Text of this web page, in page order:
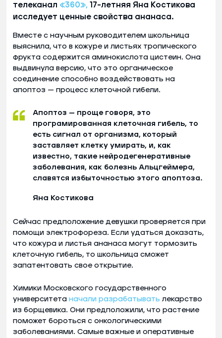
телеканал «360», 17-летняя Яна Костикова
исследует ценные свойства ананаса.
Вместе с научным руководителем школьница
выяснила, что в кожуре и листьях тропического
фрукта содержится аминокислота цистеин. Она
выдвинула версию, что это органическое
соединение способно воздействовать на
апоптоз — процесс клеточной гибели.
Апоптоз — проще говоря, это
програмированная клеточная гибель, то
есть сигнал от организма, который
заставляет клетку умирать, и, как
известно, такие нейродегенеративные
заболевания, как болезнь Альцгеймера,
славятся избыточностью этого апоптоза.
Яна Костикова
Сейчас предположение девушки проверяется при
помощи электрофореза. Если удаться доказать,
что кожура и листья ананаса могут тормозить
клеточную гибель, то школьница сможет
запатентовать свое открытие.
Химики Московского государственного
университета начали разрабатывать лекарство
из борщевика. Они предположили, что растение
поможет бороться с онкологическими
заболеваниями. Самые важные и оперативные